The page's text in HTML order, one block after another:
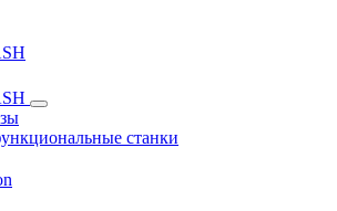
станки